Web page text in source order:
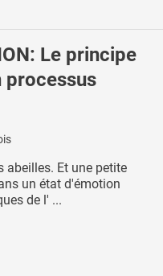
Le principe
processus
abeilles. Et une petite
un état d'émotion
de l' ...